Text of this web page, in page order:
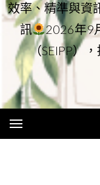
效率、精準與資
訊
2026年9
（SEIPP）